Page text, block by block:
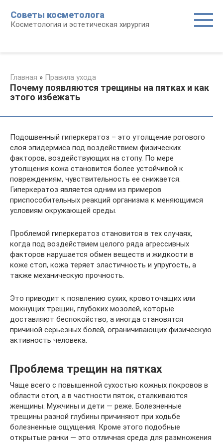
контенту
Советы косметолога
Косметология и эстетическая хирургия
Главная » Правила ухода
Почему появляются трещины на пятках и как
этого избежать
Подошвенный гиперкератоз – это утолщение рогового
слоя эпидермиса под воздействием физических
факторов, воздействующих на стопу. По мере
утолщения кожа становится более устойчивой к
повреждениям, чувствительность ее снижается.
Гиперкератоз является одним из примеров
приспособительных реакций организма к меняющимся
условиям окружающей среды.
Проблемой гиперкератоз становится в тех случаях,
когда под воздействием целого ряда агрессивных
факторов нарушается обмен веществ и жидкости в
коже стоп, кожа теряет эластичность и упругость, а
также механическую прочность.
Это приводит к появлению сухих, кровоточащих или
мокнущих трещин, глубоких мозолей, которые
доставляют беспокойство, а иногда становятся
причиной серьезных болей, ограничивающих физическую
активность человека.
Проблема трещин на пятках
Чаще всего с повышенной сухостью кожных покровов в
области стоп, а в частности пяток, сталкиваются
женщины. Мужчины и дети — реже. Болезненные
трещины разной глубины причиняют при ходьбе
болезненные ощущения. Кроме этого подобные
открытые ранки — это отличная среда для размножения